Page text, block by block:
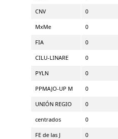
CNV 0
MxMe 0
FIA 0
CILU-LINARE 0
PYLN 0
PPMAJO-UP M 0
UNIÓN REGIO 0
centrados 0
FE de las J 0